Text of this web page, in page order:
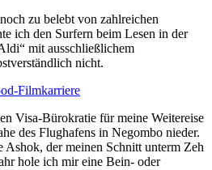
zu belebt von zahlreichen
ich den Surfern beim Lesen in der
mit ausschließlichem
nicht.
Visa-Bürokratie für meine Weitereise
des Flughafens in Negombo nieder.
Ashok, der meinen Schnitt unterm Zeh
hole ich mir eine Bein- oder